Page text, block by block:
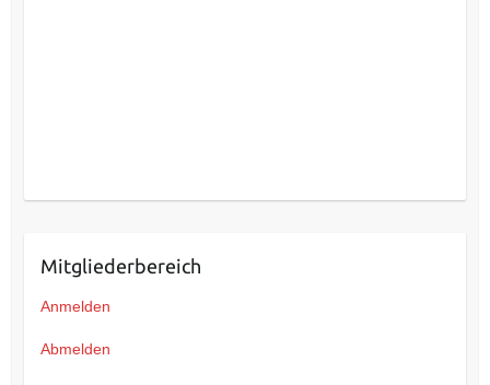
Mitgliederbereich
Anmelden
Abmelden